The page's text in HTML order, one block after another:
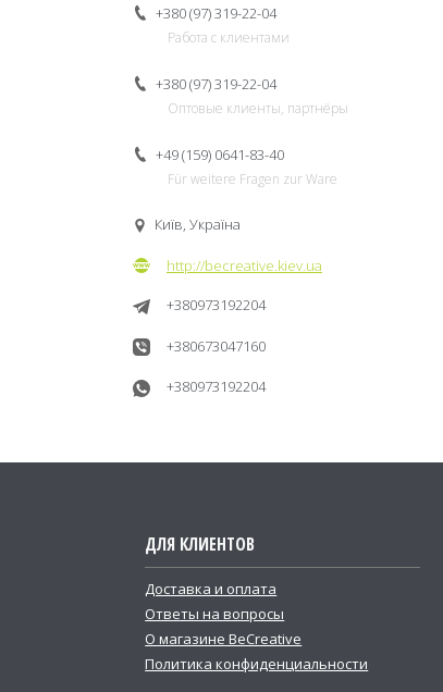
+380 (97) 319-22-04
Работа с клиентами
+380 (97) 319-22-04
Оптовые клиенты, партнёры
+49 (159) 0641-83-40
Für weitere Fragen zur Ware
Київ, Україна
http://becreative.kiev.ua
+380973192204
+380673047160
+380973192204
ДЛЯ КЛИЕНТОВ
Доставка и оплата
Ответы на вопросы
О магазине BeCreative
Политика конфиденциальности